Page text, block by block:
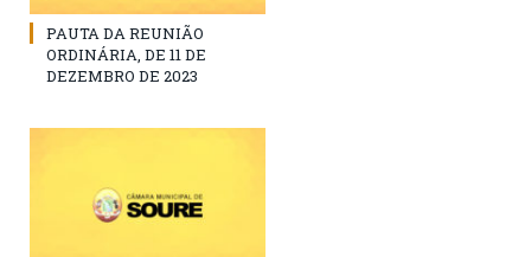
PAUTA DA REUNIÃO
ORDINÁRIA, DE 11 DE
DEZEMBRO DE 2023